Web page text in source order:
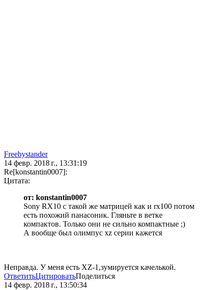
Freebystander
14 февр. 2018 г., 13:31:19
Re[konstantin0007]:
Цитата:
от: konstantin0007
Sony RX10 с такой же матрицей как и rx100 потом
есть похожий панасоник. Гляньте в ветке
компактов. Только они не сильно компактные ;)
А вообще был олимпус xz серии кажется
Неправда. У меня есть XZ-1,зумируется качелькой.
ОтветитьЦитироватьПоделиться
14 февр. 2018 г., 13:50:34